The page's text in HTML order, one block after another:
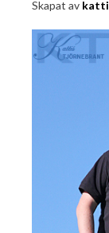
Skapat av